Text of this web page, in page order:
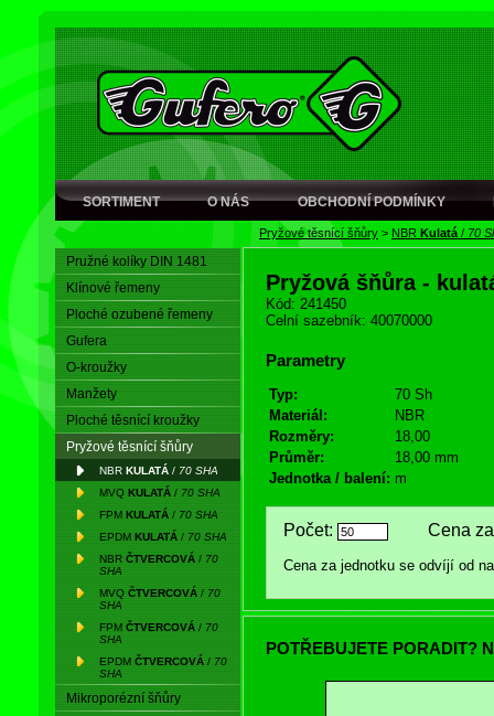
SORTIMENT O NÁS OBCHODNÍ PODMÍNKY
Pryžové těsnící šňůry > NBR Kulatá / 70
Pružné kolíky DIN 1481
Klínové řemeny
Ploché ozubené řemeny
Gufera
O-kroužky
Manžety
Ploché těsnící kroužky
Pryžové těsnící šňůry
NBR KULATÁ / 70 SHA
MVQ KULATÁ / 70 SHA
FPM KULATÁ / 70 SHA
EPDM KULATÁ / 70 SHA
NBR ČTVERCOVÁ / 70
SHA
MVQ ČTVERCOVÁ / 70
SHA
FPM ČTVERCOVÁ / 70
SHA
EPDM ČTVERCOVÁ / 70
SHA
Mikroporézní šňůry
Pryžová šňůra -
Kód: 241450
Celní sazebník: 40070000
Parametry
Typ:
70 Sh
Materiál:
NBR
Rozměry:
18,00
Průměr:
18,00 mm
Jednotka / balení: m
Počet: Cena za
Cena za jednotku se odvíjí od
POTŘEBUJETE PORADIT?